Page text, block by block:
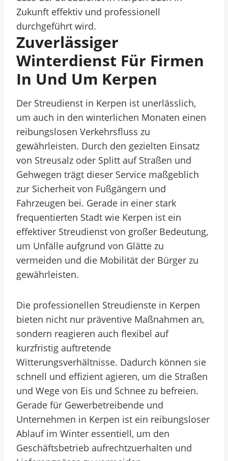
Zukunft effektiv und professionell
durchgeführt wird.
Zuverlässiger
Winterdienst Für Firmen
In Und Um Kerpen
Der Streudienst in Kerpen ist unerlässlich,
um auch in den winterlichen Monaten einen
reibungslosen Verkehrsfluss zu
gewährleisten. Durch den gezielten Einsatz
von Streusalz oder Splitt auf Straßen und
Gehwegen trägt dieser Service maßgeblich
zur Sicherheit von Fußgängern und
Fahrzeugen bei. Gerade in einer stark
frequentierten Stadt wie Kerpen ist ein
effektiver Streudienst von großer Bedeutung,
um Unfälle aufgrund von Glätte zu
vermeiden und die Mobilität der Bürger zu
gewährleisten.
Die professionellen Streudienste in Kerpen
bieten nicht nur präventive Maßnahmen an,
sondern reagieren auch flexibel auf
kurzfristig auftretende
Witterungsverhältnisse. Dadurch können sie
schnell und effizient agieren, um die Straßen
und Wege von Eis und Schnee zu befreien.
Gerade für Gewerbetreibende und
Unternehmen in Kerpen ist ein reibungsloser
Ablauf im Winter essentiell, um den
Geschäftsbetrieb aufrechtzuerhalten und